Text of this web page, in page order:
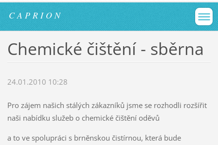
C A P R I O N
Chemické čištění - sběrna
24.01.2010 10:28
Pro zájem našich stálých zákazníků jsme se rozhodli rozšířit
naši nabídku služeb o chemické čištění oděvů
a to ve spolupráci s brněnskou čistírnou, která bude